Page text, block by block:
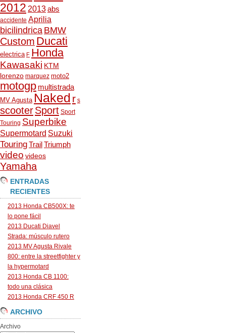
2012 2013abs
accidente Aprilia
bicilindrica BMW
Custom Ducati
electrica F Honda
Kawasaki KTM
lorenzo marquez moto2
motogp multistrada
MV Agusta Naked r s
scooterSport Sport
Touring Superbike
Supermotard Suzuki
TouringTrailTriumph
video videos
Yamaha
ENTRADAS
RECIENTES
2013 Honda CB500X: te
lo pone fácil
2013 Ducati Diavel
Strada: músculo rutero
2013 MV Agusta Rivale
800: entre la streetfighter y
la hypermotard
2013 Honda CB 1100:
todo una clásica
2013 Honda CRF 450 R
ARCHIVO
Archivo